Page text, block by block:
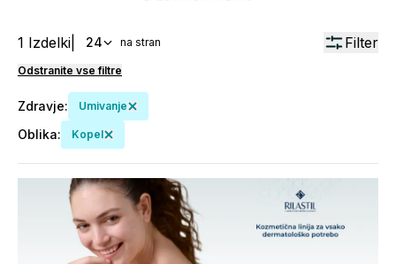
1 Izdelki 24 na stran Filter
Odstranite vse filtre
Zdravje: Umivanje
Oblika: Kopel